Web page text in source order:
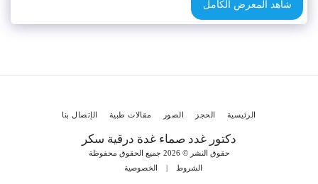
شاهد المعرض الكامل
دكتور غدد صماء غدة درقية سكر
حقوق النشر © 2026 جميع الحقوق محفوظة
الشروط
| الخصوصية
الرئيسية الحجز الصور مقالات طبية الإتصال بنا